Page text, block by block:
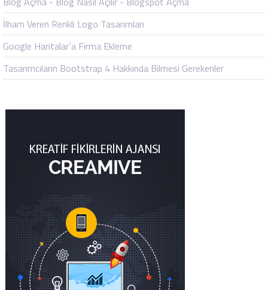
İlham Veren Renkli Logo Tasarımları
Google Haritalar`a Firma Ekleme
Tasarımcıların Bootstrap 4 Hakkında Bilmesi Gerekenler